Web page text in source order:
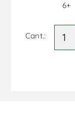
6+
Cant.: